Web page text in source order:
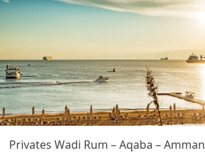
Privates Wadi Rum – Aqaba – Amman